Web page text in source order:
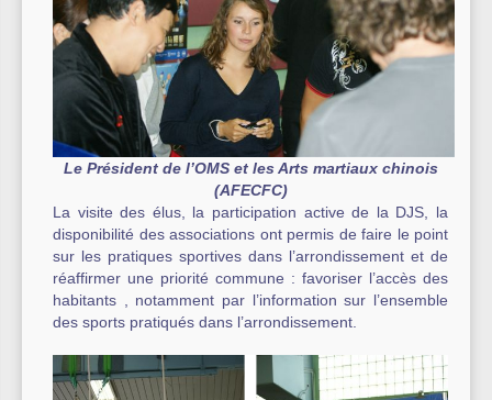
Le Président de l’OMS et les Arts martiaux chinois
(AFECFC)
La visite des élus, la participation active de la DJS, la
disponibilité des associations ont permis de faire le point
sur les pratiques sportives dans l’arrondissement et de
réaffirmer une priorité commune : favoriser l’accès des
habitants , notamment par l’information sur l’ensemble
des sports pratiqués dans l’arrondissement.